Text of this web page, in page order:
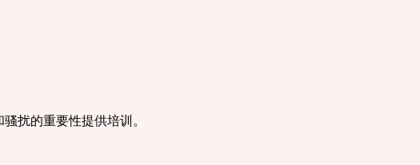
扰的重要性提供培训。